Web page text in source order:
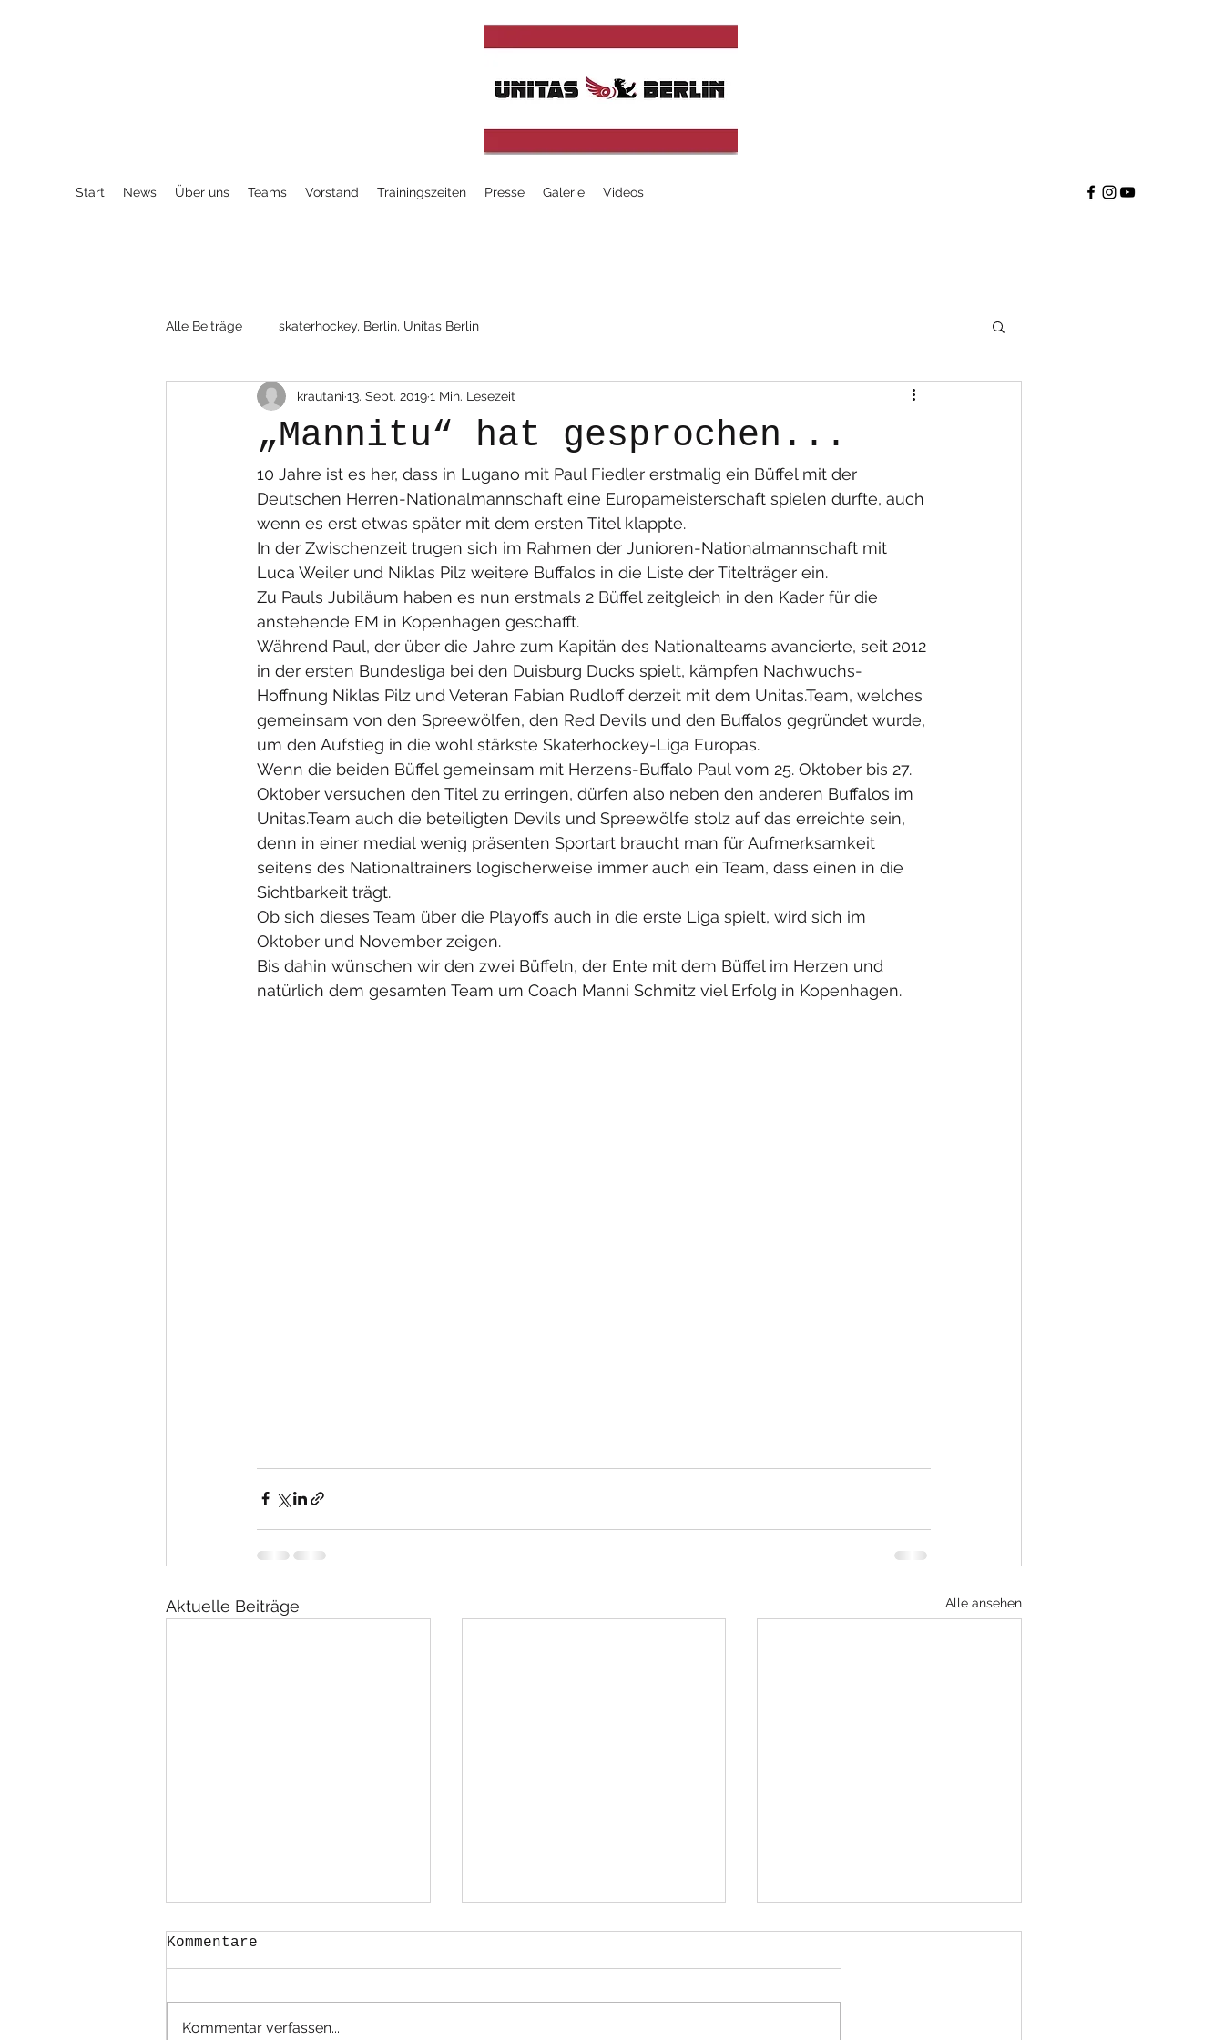
Start News Über uns Teams Vorstand Trainingszeiten Presse Galerie Videos
Alle Beiträge skaterhockey, Berlin, Unitas Berlin
„Mannitu“ hat gesprochen...
krautani 13. Sept. 20191 Min. Lesezeit
10 Jahre ist es her, dass in Lugano mit Paul Fiedler erstmalig ein Büffel mit der
Deutschen Herren-Nationalmannschaft eine Europameisterschaft spielen durfte, auch
wenn es erst etwas später mit dem ersten Titel klappte.
In der Zwischenzeit trugen sich im Rahmen der Junioren-Nationalmannschaft mit
Luca Weiler und Niklas Pilz weitere Buffalos in die Liste der Titelträger ein.
Zu Pauls Jubiläum haben es nun erstmals 2 Büffel zeitgleich in den Kader für die
anstehende EM in Kopenhagen geschafft.
Während Paul, der über die Jahre zum Kapitän des Nationalteams avancierte, seit 2012
in der ersten Bundesliga bei den Duisburg Ducks spielt, kämpfen Nachwuchs-
Hoffnung Niklas Pilz und Veteran Fabian Rudloff derzeit mit dem Unitas.Team, welches
gemeinsam von den Spreewölfen, den Red Devils und den Buffalos gegründet wurde,
um den Aufstieg in die wohl stärkste Skaterhockey-Liga Europas.
Wenn die beiden Büffel gemeinsam mit Herzens-Buffalo Paul vom 25. Oktober bis 27.
Oktober versuchen den Titel zu erringen, dürfen also neben den anderen Buffalos im
Unitas.Team auch die beteiligten Devils und Spreewölfe stolz auf das erreichte sein,
denn in einer medial wenig präsenten Sportart braucht man für Aufmerksamkeit
seitens des Nationaltrainers logischerweise immer auch ein Team, dass einen in die
Sichtbarkeit trägt.
Ob sich dieses Team über die Playoffs auch in die erste Liga spielt, wird sich im
Oktober und November zeigen.
Bis dahin wünschen wir den zwei Büffeln, der Ente mit dem Büffel im Herzen und
natürlich dem gesamten Team um Coach Manni Schmitz viel Erfolg in Kopenhagen.
Aktuelle Beiträge Alle ansehen
Kommentare
Kommentar verfassen...